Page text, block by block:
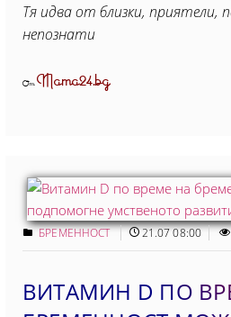
Тя идва от близки, приятели,
непознати
ОтMama24.bg
БРЕМЕННОСТ 21.07 08:00
ВИТАМИН D ПО